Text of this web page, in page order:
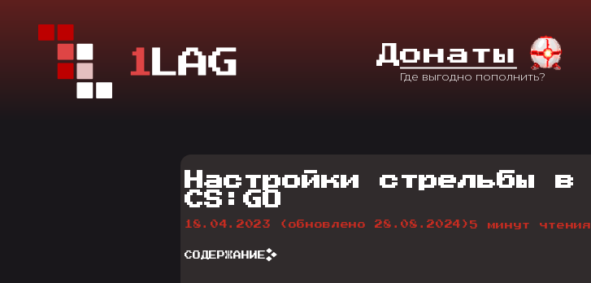
ДОнаты
Настройки стрельбы в
CS:GO
18.04.2023 (обновлено 28.08.2024)5 минут чтения
СОДЕРЖАНИЕ